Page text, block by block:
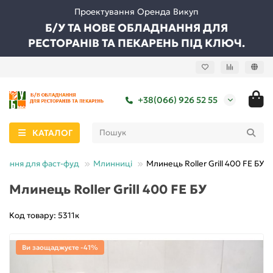
Проектування Оренда Викуп
Б/У ТА НОВЕ ОБЛАДНАННЯ ДЛЯ
РЕСТОРАНІВ ТА ПЕКАРЕНЬ ПІД КЛЮЧ.
+38(066) 926 52 55
КАТАЛОГ
для фаст-фуд Млинниці Млинець Roller Grill 400 FE БУ
Млинець Roller Grill 400 FE БУ
Код товару: 5311к
Ви заощаджуєте -41%